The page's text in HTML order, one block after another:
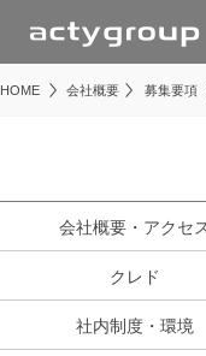
HOME 会社概要 募集要項
会社概要・アクセ
クレド
社内制度・環境